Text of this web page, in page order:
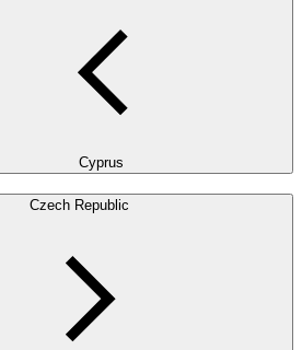
Cyprus
Czech Republic